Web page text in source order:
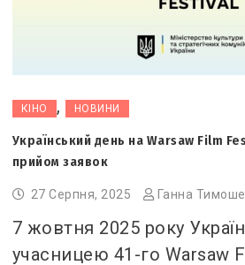
КІНО , НОВИНИ
Український день на Warsaw Film
прийом заявок
27 Серпня, 2025 Ганна
7 жовтня 2025 року
учасницею 41-го Warsaw